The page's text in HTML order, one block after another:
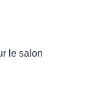
le salon